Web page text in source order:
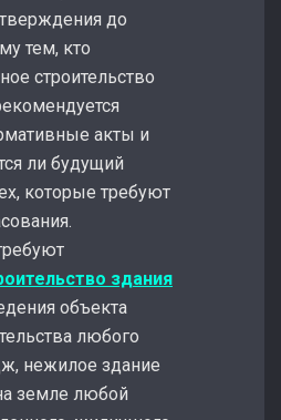
до
тем, кто
строительство
акты и
ли будущий
которые требуют
здания
объекта
любого
нежилое здание
земле любой